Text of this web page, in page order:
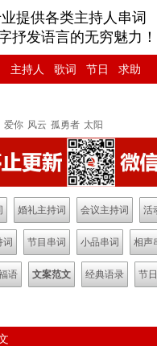
提供各类主持人串词
抒发语言的无穷魅力！
主持人 歌词 节日 求助
爱你 风云 孤勇者 太阳
婚礼主持词 会议主持词 活
词 节目串词 小品串词 相声
语 文案范文 经典语录 节